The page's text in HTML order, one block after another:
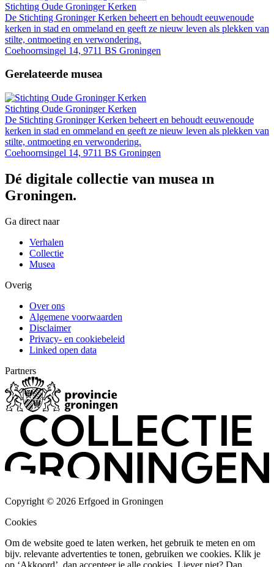
Stichting Oude Groninger Kerken
De Stichting Groninger Kerken beheert en behoudt eeuwenoude
kerken in stad en ommeland en geeft ze nieuw leven als plekken van
stilte, ontmoeting en verwondering.
Coehoornsingel 14, 9711 BS Groningen
Gerelateerde musea
Stichting Oude Groninger Kerken
De Stichting Groninger Kerken beheert en behoudt eeuwenoude
kerken in stad en ommeland en geeft ze nieuw leven als plekken van
stilte, ontmoeting en verwondering.
Coehoornsingel 14, 9711 BS Groningen
Dé digitale collectie van musea in
Groningen.
Ga direct naar
Verhalen
Collectie
Musea
Overig
Over ons
Algemene voorwaarden
Disclaimer
Privacy- en cookiebeleid
Linked open data
Partners
Copyright © 2026 Erfgoed in Groningen
Cookies
Om de website goed te laten werken, het gebruik te meten en om
bijv. relevante advertenties te tonen, gebruiken we cookies. Klik je